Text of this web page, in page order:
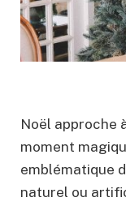
Noël approche
moment
emblématique
naturel ou